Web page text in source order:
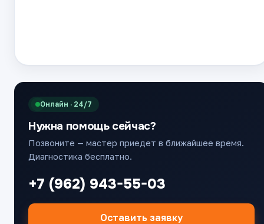
Онлайн · 24/7
Нужна помощь сейчас?
Позвоните — мастер приедет в ближайшее время.
Диагностика бесплатно.
+7 (962) 943-55-03
Оставить заявку